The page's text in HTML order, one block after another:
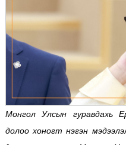
Монгол Улсын гуравдахь
долоо хоногт нэгэн